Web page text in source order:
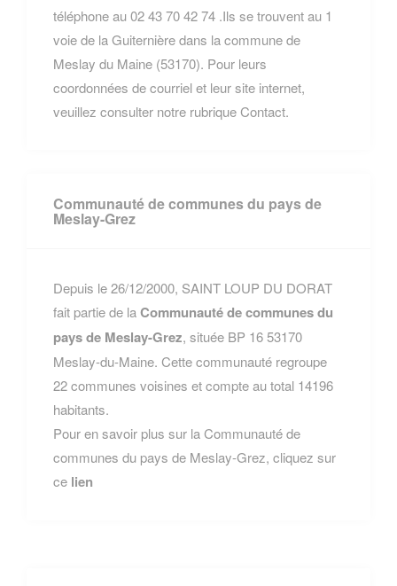
téléphone au 02 43 70 42 74 .Ils se trouvent au 1
voie de la Guiternière dans la commune de
Meslay du Maine (53170). Pour leurs
coordonnées de courriel et leur site internet,
veuillez consulter notre rubrique Contact.
Communauté de communes du pays de
Meslay-Grez
Depuis le 26/12/2000, SAINT LOUP DU DORAT
fait partie de laCommunauté de communes du
pays de Meslay-Grez, située BP 16 53170
Meslay-du-Maine. Cette communauté regroupe
22 communes voisines et compte au total 14196
habitants.
Pour en savoir plus sur la Communauté de
communes du pays de Meslay-Grez, cliquez sur
ce lien